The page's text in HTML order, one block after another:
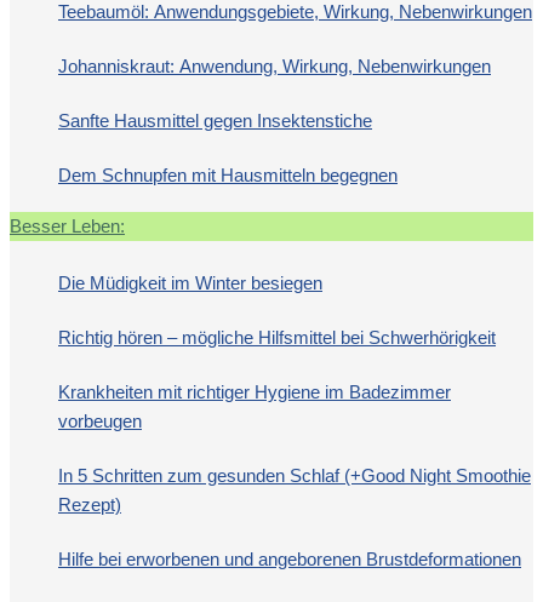
Teebaumöl: Anwendungsgebiete, Wirkung, Nebenwirkungen
Johanniskraut: Anwendung, Wirkung, Nebenwirkungen
Sanfte Hausmittel gegen Insektenstiche
Dem Schnupfen mit Hausmitteln begegnen
Besser Leben:
Die Müdigkeit im Winter besiegen
Richtig hören – mögliche Hilfsmittel bei Schwerhörigkeit
Krankheiten mit richtiger Hygiene im Badezimmer
vorbeugen
In 5 Schritten zum gesunden Schlaf (+Good Night Smoothie
Rezept)
Hilfe bei erworbenen und angeborenen Brustdeformationen